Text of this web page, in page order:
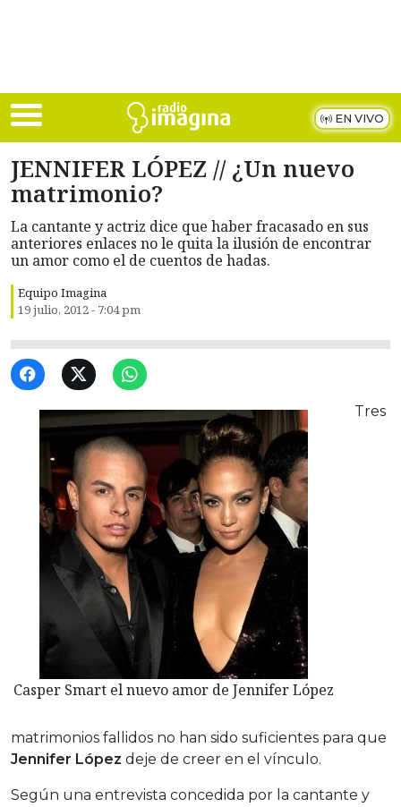
EN VIVO
JENNIFER LÓPEZ // ¿Un nuevo
matrimonio?
La cantante y actriz dice que haber fracasado en sus
anteriores enlaces no le quita la ilusión de encontrar
un amor como el de cuentos de hadas.
Equipo Imagina
19 julio, 2012 - 7:04 pm
Casper Smart el nuevo amor de Jennifer López
Tres
matrimonios fallidos no han sido suficientes para que
Jennifer López deje de creer en el vínculo.
Según una entrevista concedida por la cantante y